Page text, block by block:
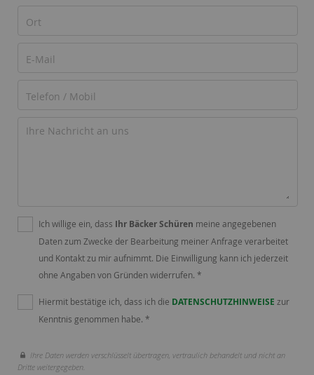
Ich willige ein, dass Ihr Bäcker Schüren meine angegebenen
Daten zum Zwecke der Bearbeitung meiner Anfrage verarbeitet
und Kontakt zu mir aufnimmt. Die Einwilligung kann ich jederzeit
ohne Angaben von Gründen widerrufen. *
Hiermit bestätige ich, dass ich die DATENSCHUTZHINWEISE zur
Kenntnis genommen habe. *
Ihre Daten werden verschlüsselt übertragen, vertraulich behandelt und nicht an
Dritte weitergegeben.